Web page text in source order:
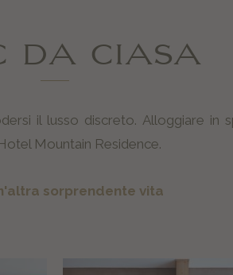
DA CIASA
il lusso discreto. Alloggiare in
Mountain Residence.
sorprendente vita